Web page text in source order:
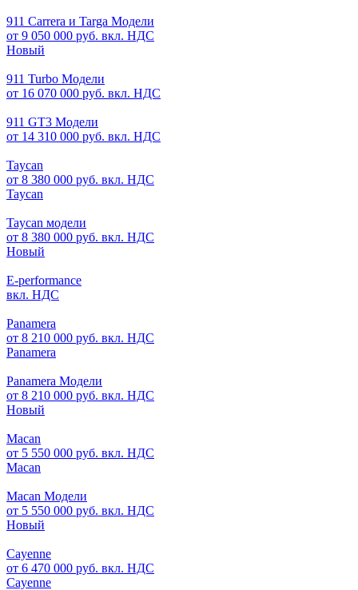
911 Carrera и Targa Модели
от 9 050 000 руб. вкл. НДС
Новый
911 Turbo Модели
от 16 070 000 руб. вкл. НДС
911 GT3 Модели
от 14 310 000 руб. вкл. НДС
Taycan
от 8 380 000 руб. вкл. НДС
Taycan
Taycan модели
от 8 380 000 руб. вкл. НДС
Новый
E-performance
вкл. НДС
Panamera
от 8 210 000 руб. вкл. НДС
Panamera
Panamera Модели
от 8 210 000 руб. вкл. НДС
Новый
Macan
от 5 550 000 руб. вкл. НДС
Macan
Macan Модели
от 5 550 000 руб. вкл. НДС
Новый
Cayenne
от 6 470 000 руб. вкл. НДС
Cayenne